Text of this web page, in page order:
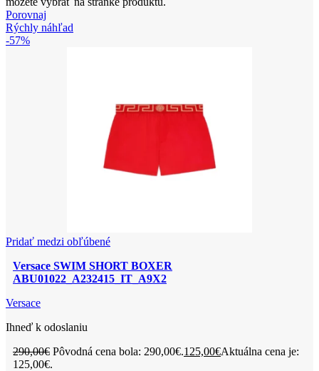
Porovnaj
Rýchly náhľad
-57%
Pridať medzi obľúbené
Versace SWIM SHORT BOXER
ABU01022_A232415_IT_A9X2
Versace
Ihneď k odoslaniu
290,00€ Pôvodná cena bola: 290,00€.125,00€Aktuálna cena je:
125,00€.